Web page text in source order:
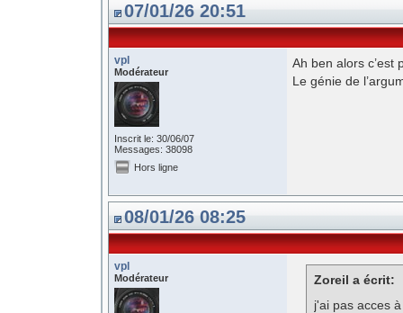
07/01/26 20:51
vpl
Modérateur
Inscrit le: 30/06/07
Messages: 38098
Ah ben alors c’est
Le génie de
Hors ligne
08/01/26 08:25
vpl
Modérateur
Zoreil a écrit:
j'ai pas acces